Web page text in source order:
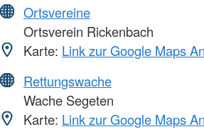
Ortsvereine
Ortsverein Rickenbach
Karte: Link zur Google Maps
Rettungswache
Wache Segeten
Karte: Link zur Google Maps